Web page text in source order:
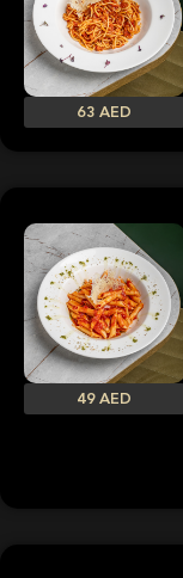
63 AED
49 AED